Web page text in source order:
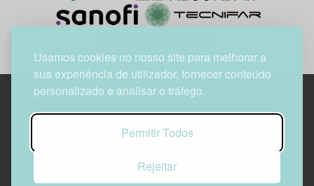
Usamos cookies no nosso site para melhorar a
sua experiência de utilizador, fornecer conteúdo
personalizado e analisar o tráfego.
Permitir Todos
Rejeitar
Edif. Lisboa Oriente | Av. Infante D. Henrique, n.º 333H, esc.
1800-282 Lisboa | Portugal